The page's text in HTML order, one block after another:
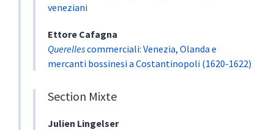
veneziani
Ettore Cafagna
Querellescommerciali: Venezia, Olanda e
mercanti bossinesi a Costantinopoli (1620-1622)
Section Mixte
Julien Lingelser